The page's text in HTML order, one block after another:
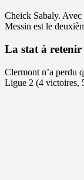
Cheick Sabaly.
Messin est le
La stat à retenir
Clermont n’a perdu
Ligue 2 (4 victoires,